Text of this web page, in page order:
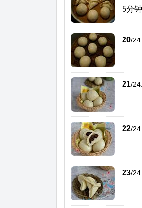
5分
20/24.
21/24.
22/24.
23/24.